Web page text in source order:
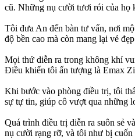
cũ. Những nụ cười tươi rói của họ
Tôi đưa An đến bàn tư vấn, nơi
độ bền cao mà còn mang lại vẻ
Mọi thứ diễn ra trong không khí
Điều khiến tôi ấn tượng là Emax
Khi bước vào phòng điều trị, tôi
sự tự tin, giúp cô vượt qua những
Quá trình điều trị diễn ra suôn sẻ
nụ cười rạng rỡ, và tôi như bị